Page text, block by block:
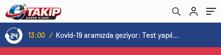
13:00 / Kovid-19 aramızda geziyor: Test yapılmadığı için kimse farkında değil